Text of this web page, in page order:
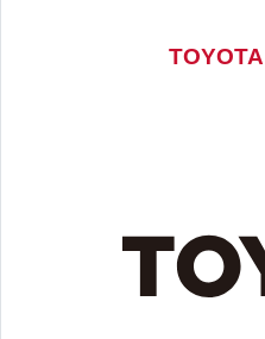
TOYOTA